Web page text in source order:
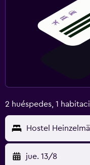
2 huéspedes, 1
Hostel
jue. 13/8